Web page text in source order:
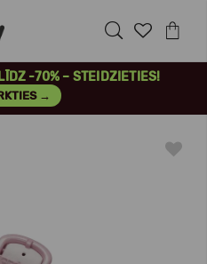
-70% – STEIDZIETIES!
→